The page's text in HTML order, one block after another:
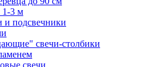
1-3 м
и подсвечники
свечи-столбики
свечи